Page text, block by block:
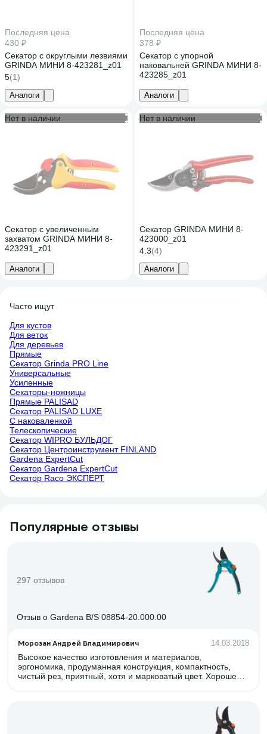
Последняя цена
430 ₽
Секатор с округлыми лезвиями
GRINDA МИНИ 8-423281_z01
5(1)
Аналоги
Последняя цена
378 ₽
Секатор с упорной
наковальней GRINDA МИНИ 8-
423285_z01
Аналоги
Нет в наличии
Секатор с увеличенным
захватом GRINDA МИНИ 8-
423291_z01
Аналоги
Нет в наличии
Секатор GRINDA МИНИ 8-
423000_z01
4.3(4)
Аналоги
Часто ищут
Для кустов
Для веток
Для деревьев
Прямые
Секатор Grinda PRO Line
Универсальные
Усиленные
Секаторы-ножницы
Прямые PALISAD
Секатор PALISAD LUXE
С наковаленкой
Телескопические
Секатор WIPRO БУЛЬДОГ
Секатор Центроинструмент FINLAND
Gardena ExpertCut
Секатор Gardena ExpertCut
Секатор Raco ЭКСПЕРТ
Популярные отзывы
297 отзывов
Отзыв о Gardena B/S 08854-20.000.00
Морозан Андрей Владимирович 14.03.2018
Высокое качество изготовления и материалов,
эргономика, продуманная конструкция, компактность,
чистый рез, приятный, хотя и марковатый цвет. Хорошее